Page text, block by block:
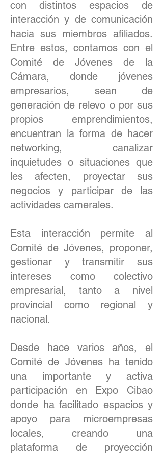
con distintos espacios de
interacción y de comunicación
hacia sus miembros afiliados.
Entre estos, contamos con el
Comité de Jóvenes de la
Cámara, donde jóvenes
empresarios, sean de
generación de relevo o por sus
propios emprendimientos,
encuentran la forma de hacer
networking, canalizar
inquietudes o situaciones que
les afecten, proyectar sus
negocios y participar de las
actividades camerales.
Esta interacción permite al
Comité de Jóvenes, proponer,
gestionar y transmitir sus
intereses como colectivo
empresarial, tanto a nivel
provincial como regional y
nacional.
Desde hace varios años, el
Comité de Jóvenes ha tenido
una importante y activa
participación en Expo Cibao
donde ha facilitado espacios y
apoyo para microempresas
locales, creando una
plataforma de proyección